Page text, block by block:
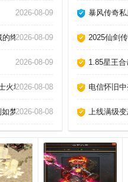
不同的剧情。
2026-08-09
终极切割属性奥秘！
2026-08-09
2026-08-09
火墙2026-08-08
梦似雾包。
2026-08-08
暴风传奇
2025仙剑
1.85星王
电信怀旧
上线满级